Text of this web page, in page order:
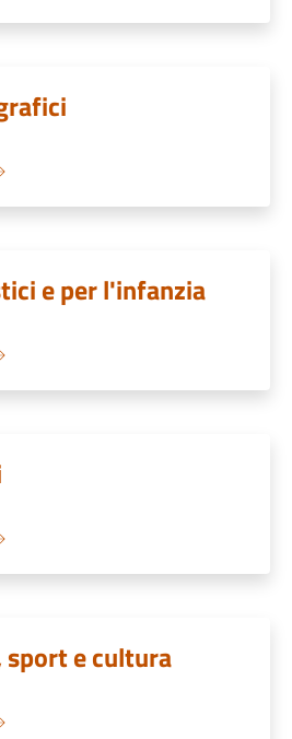
e per l'infanzia
sport e cultura